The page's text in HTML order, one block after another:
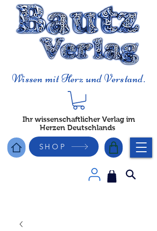
Wissen mit Herz und Verstand.
Ihr wissenschaftlicher Verlag im
Herzen Deutschlands
SHOP